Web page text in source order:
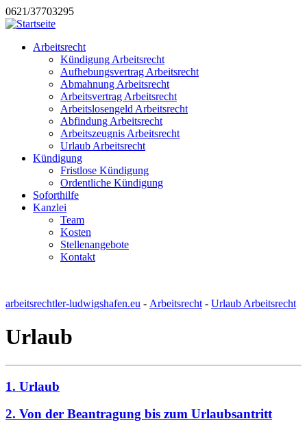
0621/37703295
Arbeitsrecht
Kündigung Arbeitsrecht
Aufhebungsvertrag Arbeitsrecht
Abmahnung Arbeitsrecht
Arbeitsvertrag Arbeitsrecht
Arbeitslosengeld Arbeitsrecht
Abfindung Arbeitsrecht
Arbeitszeugnis Arbeitsrecht
Urlaub Arbeitsrecht
Kündigung
Fristlose Kündigung
Ordentliche Kündigung
Soforthilfe
Kanzlei
Team
Kosten
Stellenangebote
Kontakt
arbeitsrechtler-ludwigshafen.eu - Arbeitsrecht - Urlaub Arbeitsrecht
Urlaub
1. Urlaub
2. Von der Beantragung bis zum Urlaubsantritt